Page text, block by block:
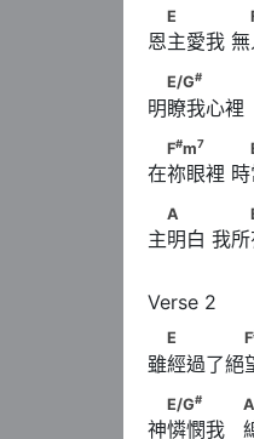
E　　　
E
恩主愛我
E/G#
E/G#
明瞭我心裡
F# m
F#m7
在祢眼裡
A　　
A
主明白 我
E　　　
E F
雖經過了絕
E/G#
E/G# A
神憐憫我